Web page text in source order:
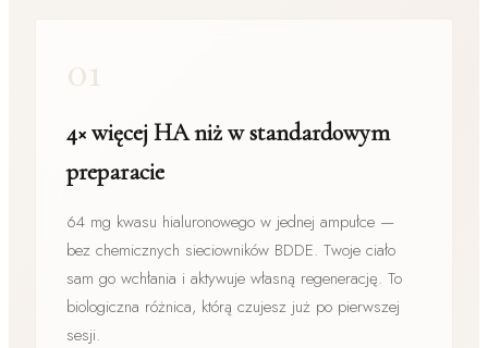
01
4× więcej HA niż w standardowym
preparacie
64 mg kwasu hialuronowego w jednej ampułce —
bez chemicznych sieciowników BDDE. Twoje ciało
sam go wchłania i aktywuje własną regenerację. To
biologiczna różnica, którą czujesz już po pierwszej
sesji.